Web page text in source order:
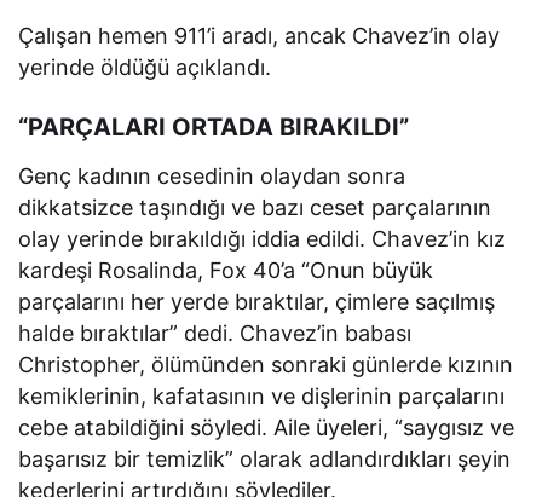
Çalışan hemen 911’i aradı, ancak Chavez’in olay
yerinde öldüğü açıklandı.
“PARÇALARI ORTADA BIRAKILDI”
Genç kadının cesedinin olaydan sonra
dikkatsizce taşındığı ve bazı ceset parçalarının
olay yerinde bırakıldığı iddia edildi. Chavez’in kız
kardeşi Rosalinda, Fox 40’a “Onun büyük
parçalarını her yerde bıraktılar, çimlere saçılmış
halde bıraktılar” dedi. Chavez’in babası
Christopher, ölümünden sonraki günlerde kızının
kemiklerinin, kafatasının ve dişlerinin parçalarını
cebe atabildiğini söyledi. Aile üyeleri, “saygısız ve
başarısız bir temizlik” olarak adlandırdıkları şeyin
kederlerini artırdığını söylediler.